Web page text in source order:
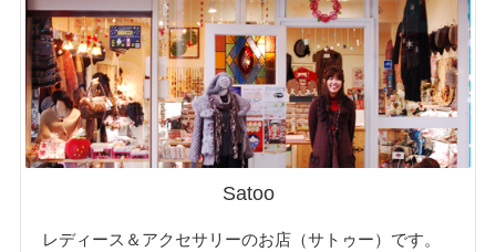
Satoo
レディース＆アクセサリーのお店（サトゥー）です。